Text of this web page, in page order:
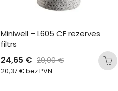
Miniwell – L605 CF rezerves
filtrs
24,65 € 29,00€
20,37 €bez PVN